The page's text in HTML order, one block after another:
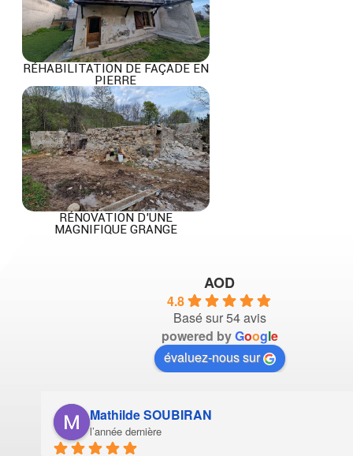
RÉHABILITATION DE FAÇADE EN
PIERRE
RÉNOVATION D’UNE
MAGNIFIQUE GRANGE
AOD
4.8
Basé sur 54 avis
powered byGoogle
évaluez-nous sur
Mathilde SOUBIRAN
l’année dernière